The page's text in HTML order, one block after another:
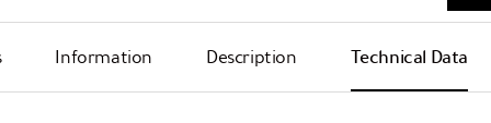
Technical Data
Description
Information